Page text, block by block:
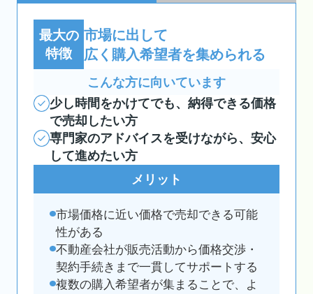
最大の
特徴
市場に出して
広く購入希望者を集められる
こんな方に向いています
少し時間をかけてでも、納得できる価格
で売却したい方
専門家のアドバイスを受けながら、安心
して進めたい方
メリット
市場価格に近い価格で売却できる可能
性がある
不動産会社が販売活動から価格交渉・
契約手続きまで一貫してサポートする
複数の購入希望者が集まることで、よ